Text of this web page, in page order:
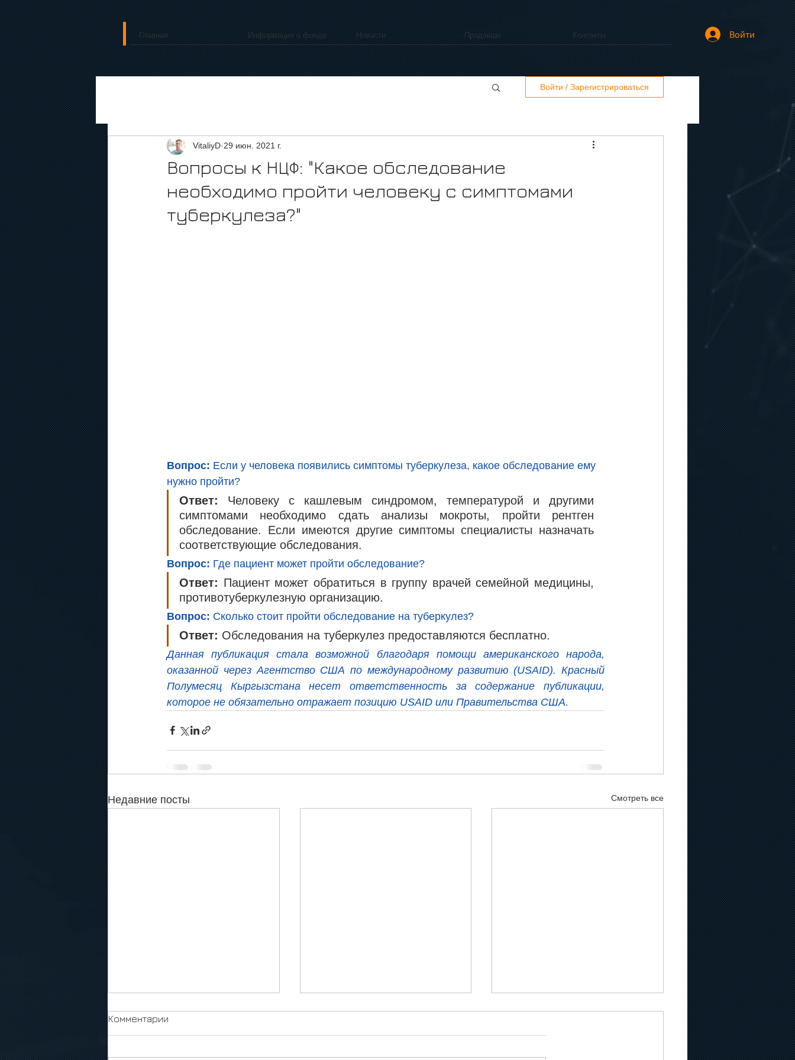
Главная Информация о фонде Новости Продакшн Контакты Войти
Войти / Зарегистрироваться
Вопросы к НЦФ: "Какое обследование
необходимо пройти человеку с симптомами
туберкулеза?"
VitaliyD 29 июн. 2021 г.
Вопрос: Если у человека появились симптомы туберкулеза, какое обследование ему
нужно пройти?
Ответ: Человеку с кашлевым синдромом, температурой и другими
симптомами необходимо сдать анализы мокроты, пройти рентген
обследование. Если имеются другие симптомы специалисты назначать
соответствующие обследования.
Вопрос: Где пациент может пройти обследование?
Ответ: Пациент может обратиться в группу врачей семейной медицины,
противотуберкулезную организацию.
Вопрос: Сколько стоит пройти обследование на туберкулез?
Ответ: Обследования на туберкулез предоставляются бесплатно.
Данная публикация стала возможной благодаря помощи американского народа,
оказанной через Агентство США по международному развитию (USAID). Красный
Полумесяц Кыргызстана несет ответственность за содержание публикации,
которое не обязательно отражает позицию USAID или Правительства США.
Недавние посты Смотреть все
Комментарии